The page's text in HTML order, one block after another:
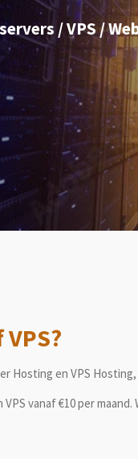
/ VPS /
Hosting en VPS
vanaf €10 per